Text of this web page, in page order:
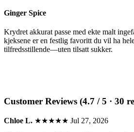
Ginger Spice
Krydret akkurat passe med ekte malt
kjeksene er en festlig favoritt du vil ha
tilfredsstillende—uten tilsatt sukker.
Customer Reviews (4.7 / 5 · 30
Chloe L. ★★★★★ Jul 27, 2026